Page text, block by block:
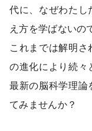
代に、なぜわたし
え方を学ばないの
これまでは解明
の進化により続々
最新の脳科学理論
てみませんか？